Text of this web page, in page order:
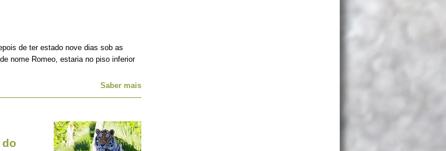
de ter estado nove dias sob as
nome Romeo, estaria no piso inferior
Saber mais
do